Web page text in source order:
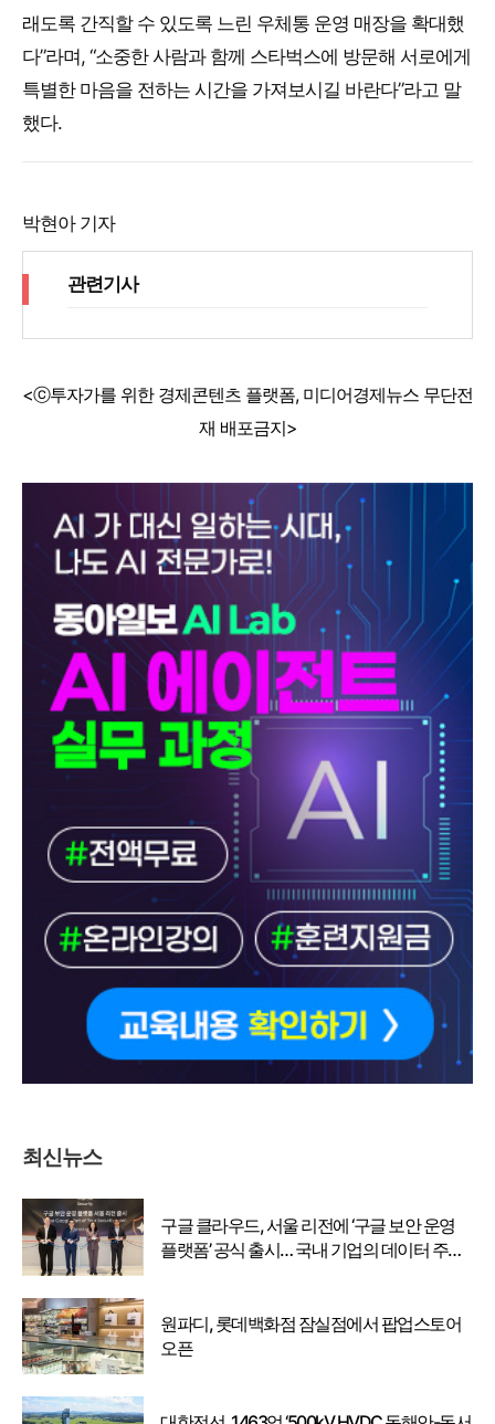
래도록 간직할 수 있도록 느린 우체통 운영 매장을 확대했
다”라며, “소중한 사람과 함께 스타벅스에 방문해 서로에게
특별한 마음을 전하는 시간을 가져보시길 바란다”라고 말
했다.
박현아 기자
관련기사
<ⓒ투자가를 위한 경제콘텐츠 플랫폼, 미디어경제뉴스 무단전
재 배포금지>
최신뉴스
구글 클라우드, 서울 리전에 ‘구글 보안 운영
플랫폼’ 공식 출시… 국내 기업의 데이터 주권
원파디, 롯데백화점 잠실점에서 팝업스토어
오픈